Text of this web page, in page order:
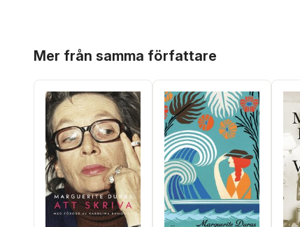
Mer från samma författare